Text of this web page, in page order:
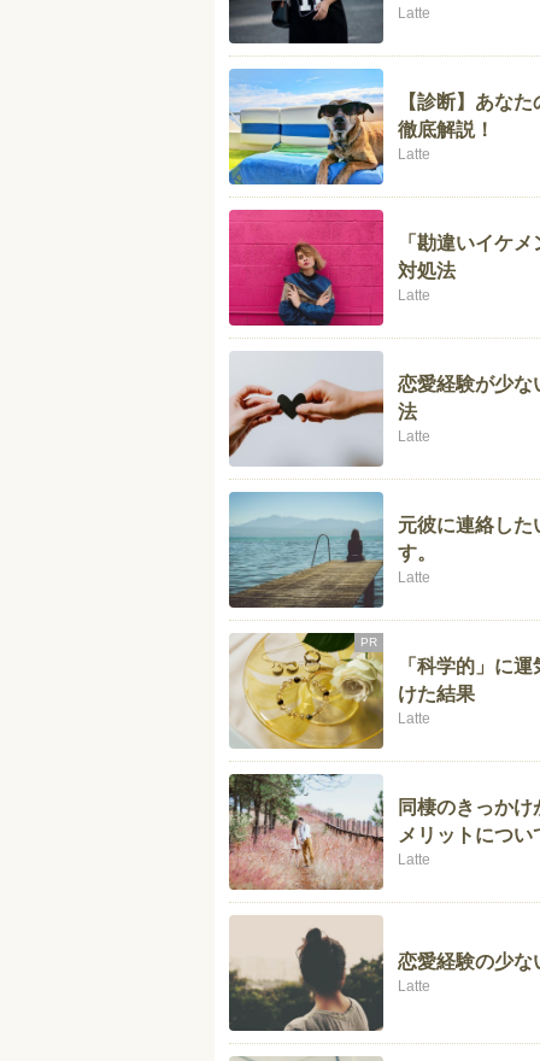
Latte
【診断】あな
徹底解説！
Latte
「勘違いイケ
対処法
Latte
恋愛経験が少な
法
Latte
元彼に連絡した
す。
Latte
PR
「科学的」に
けた結果
Latte
同棲のきっか
メリットについ
Latte
恋愛経験の少な
Latte